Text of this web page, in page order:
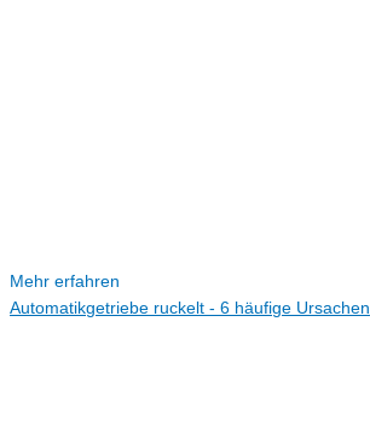
Mehr erfahren
Automatikgetriebe ruckelt - 6 häufige Ursachen